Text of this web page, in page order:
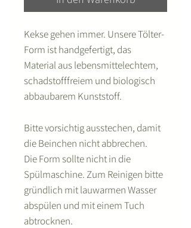
Kekse gehen immer. Unsere Tölter-
Form ist handgefertigt, das
Material aus lebensmittelechtem,
schadstofffreiem und biologisch
abbaubarem Kunststoff.
Bitte vorsichtig ausstechen, damit
die Beinchen nicht abbrechen.
Die Form sollte nicht in die
Spülmaschine. Zum Reinigen bitte
gründlich mit lauwarmen Wasser
abspülen und mit einem Tuch
abtrocknen.